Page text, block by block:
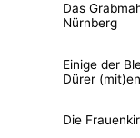
Das
Nürnberg
Einige der
Dürer
Die